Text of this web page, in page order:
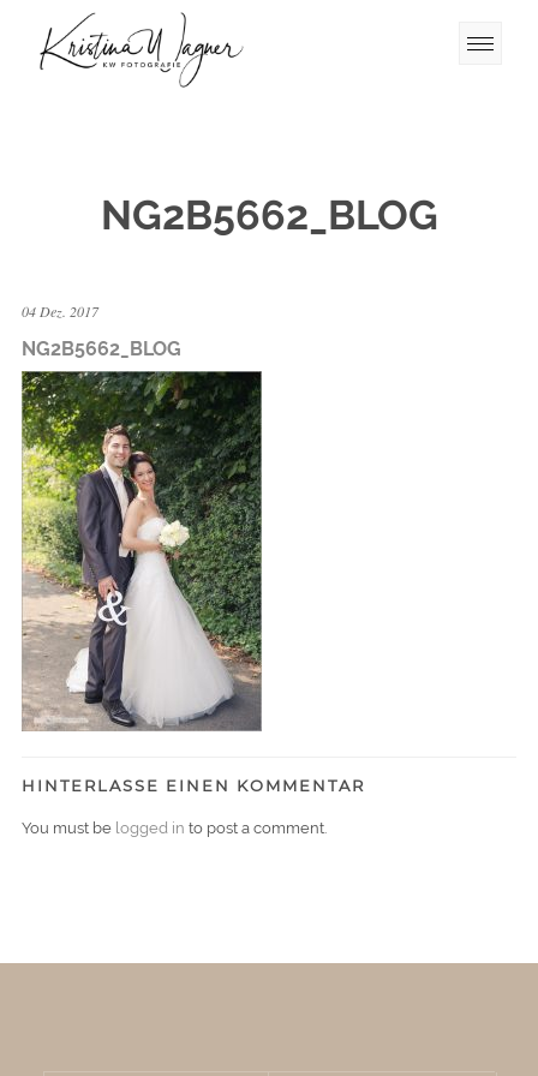
NG2B5662_BLOG
04 Dez. 2017
NG2B5662_BLOG
HINTERLASSE EINEN KOMMENTAR
You must be logged in to post a comment.